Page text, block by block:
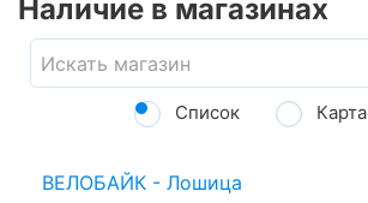
Наличие в магазинах
Список Карта
ВЕЛОБАЙК - Лошица